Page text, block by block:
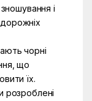
і
чорні
що
їх.
розроблені